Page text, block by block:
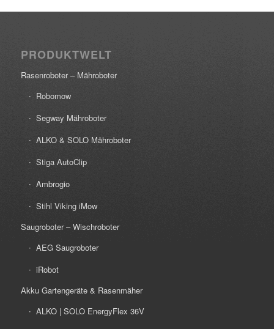
PRODUKTWELT
Rasenroboter – Mähroboter
Robomow
Segway Mähroboter
ALKO & SOLO Mähroboter
Stiga AutoClip
Ambrogio
Stihl Viking iMow
Saugroboter – Wischroboter
AEG Saugroboter
iRobot
Akku Gartengeräte & Rasenmäher
ALKO | SOLO EnergyFlex 36V